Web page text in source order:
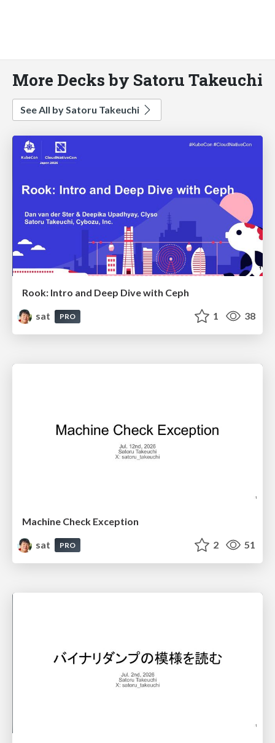
More Decks by Satoru Takeuchi
See All by Satoru Takeuchi
Rook: Intro and Deep Dive with Ceph
sat
PRO 1 38
Machine Check Exception
sat
PRO 2 51